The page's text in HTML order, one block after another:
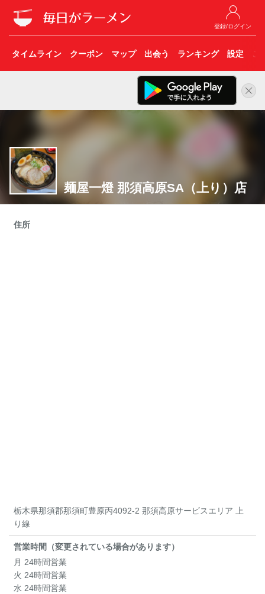
登録/ログイン
タイムライン クーポン マップ 出会う ランキング 設定 こ
麺屋一燈 那須高原SA（上り）店
住所
栃木県那須郡那須町豊原丙4092-2 那須高原サービスエリア 上
り線
営業時間（変更されている場合があります）
月 24時間営業
火 24時間営業
水 24時間営業